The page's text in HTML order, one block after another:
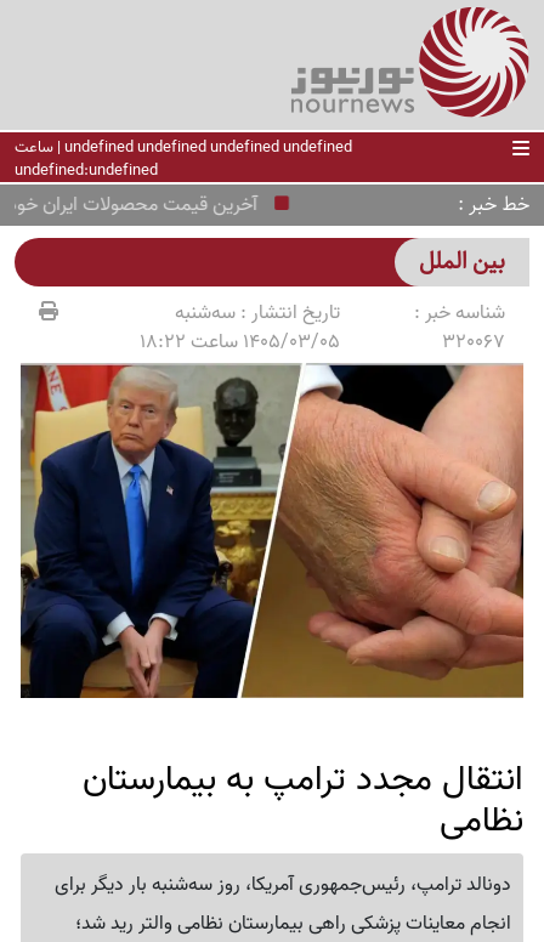
undefined undefined undefined undefined | ساعت
undefined:undefined
خط خبر آخرین قیمت محصولات ایران خودرو امروز شنبه 17 مرداد +جدول کامل
بین الملل
شناسه خبر :
320067
تاریخ انتشار :سه‌شنبه
1405/03/05 ساعت 18:22
انتقال مجدد ترامپ به بیمارستان
نظامی
دونالد ترامپ، رئیس‌جمهوری آمریکا، روز سه‌شنبه بار دیگر برای
انجام معاینات پزشکی راهی بیمارستان نظامی والتر رید شد؛